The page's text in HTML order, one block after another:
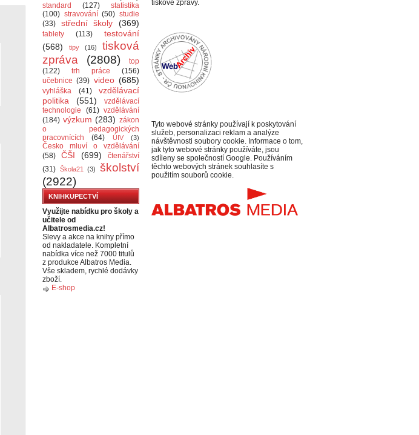
standard (127)
statistika
(100) stravování (50) studie
(33)
střední školy (369)
tablety (113)
testování
(568)
tipy (16)
tisková
zpráva
(2808)
top
(122)
trh práce
(156)
učebnice (39) video (685)
vyhláška (41)
vzdělávací
politika
(551)
vzdělávací
technologie
(61) vzdělávání
(184) výzkum (283) zákon
o pedagogických
pracovnících
(64) ÚIV (3)
Česko mluví o vzdělávání
(58)
ČŠI (699)
čtenářství
(31) Škola21 (3)
školství
(2922)
KNIHKUPECTVÍ
Využijte nabídku pro školy a
učitele od
Albatrosmedia.cz!
Slevy a akce na knihy přímo
od nakladatele. Kompletní
nabídka více než 7000 titulů
z produkce Albatros Media.
Vše skladem, rychlé dodávky
zboží.
E-shop
tiskové zprávy.
Tyto webové stránky používají k poskytování
služeb, personalizaci reklam a analýze
návštěvnosti soubory cookie. Informace o tom,
jak tyto webové stránky používáte, jsou
sdíleny se společností Google. Používáním
těchto webových stránek souhlasíte s
použitím souborů cookie.